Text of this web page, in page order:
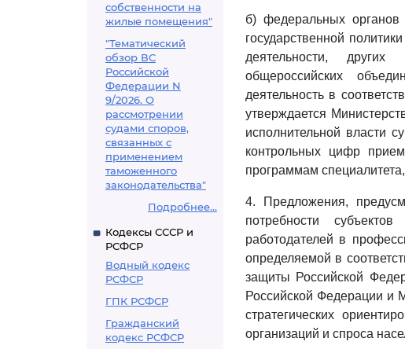
собственности на
жилые помещения"
"Тематический
обзор ВС
Российской
Федерации N
9/2026. О
рассмотрении
судами споров,
связанных с
применением
таможенного
законодательства"
Подробнее...
Кодексы СССР и
РСФСР
Водный кодекс
РСФСР
ГПК РСФСР
Гражданский
кодекс РСФСР
б) федеральных органов
государственной
деятельности,
общероссийских
деятельность в
утверждается
исполнительной власти
контрольных цифр
программам
4. Предложения,
потребности
работодателей в
определяемой в
защиты Российской
Российской Федерации и
стратегических
организаций и спроса